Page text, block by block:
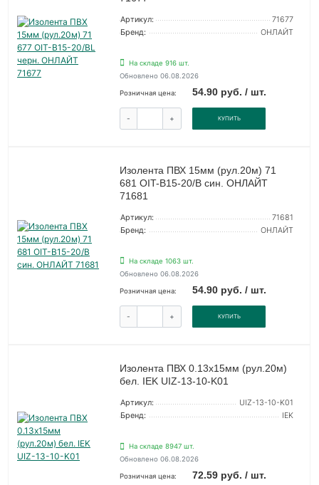
Артикул:
71677
Бренд:
ОНЛАЙТ
На складе 916 шт.
Обновлено 06.08.2026
Розничная цена: 54.90 руб. / шт.
- + КУПИТЬ
Изолента ПВХ 15мм (рул.20м) 71
681 OIT-B15-20/B син. ОНЛАЙТ
71681
Артикул:
71681
Бренд:
ОНЛАЙТ
На складе 1063 шт.
Обновлено 06.08.2026
Розничная цена: 54.90 руб. / шт.
- + КУПИТЬ
Изолента ПВХ 0.13х15мм (рул.20м)
бел. IEK UIZ-13-10-K01
Артикул:
UIZ-13-10-K01
Бренд:
IEK
На складе 8947 шт.
Обновлено 06.08.2026
Розничная цена: 72.59 руб. / шт.